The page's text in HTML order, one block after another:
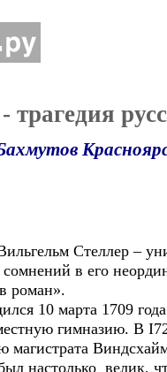
трагедия
Стеллер –
сомнений в его
роман».
10 марта 1709
гимназию. В
магистрата
настолько велик,